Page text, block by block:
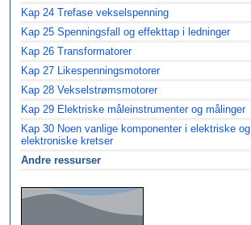
Kap 24 Trefase vekselspenning
Kap 25 Spenningsfall og effekttap i ledninger
Kap 26 Transformatorer
Kap 27 Likespenningsmotorer
Kap 28 Vekselstrømsmotorer
Kap 29 Elektriske måleinstrumenter og målinger
Kap 30 Noen vanlige komponenter i elektriske og
elektroniske kretser
Andre ressurser